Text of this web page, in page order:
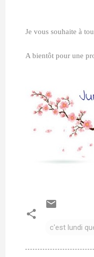
Je vous souhaite à
A bientôt pour une
c'est lundi